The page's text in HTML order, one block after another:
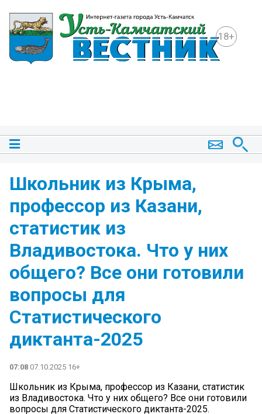
18+
Школьник из Крыма,
профессор из Казани,
статистик из
Владивостока. Что у них
общего? Все они готовили
вопросы для
Статистического
диктанта-2025
07:08 07.10.2025 16+
Школьник из Крыма, профессор из Казани, статистик
из Владивостока. Что у них общего? Все они готовили
вопросы для Статистического диктанта-2025.